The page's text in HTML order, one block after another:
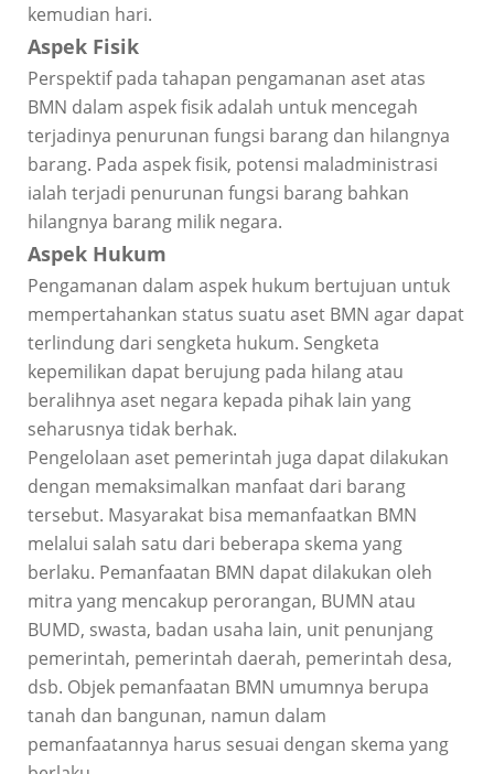
kemudian hari.
Aspek Fisik
Perspektif pada tahapan pengamanan aset atas
BMN dalam aspek fisik adalah untuk mencegah
terjadinya penurunan fungsi barang dan hilangnya
barang. Pada aspek fisik, potensi maladministrasi
ialah terjadi penurunan fungsi barang bahkan
hilangnya barang milik negara.
Aspek Hukum
Pengamanan dalam aspek hukum bertujuan untuk
mempertahankan status suatu aset BMN agar dapat
terlindung dari sengketa hukum. Sengketa
kepemilikan dapat berujung pada hilang atau
beralihnya aset negara kepada pihak lain yang
seharusnya tidak berhak.
Pengelolaan aset pemerintah juga dapat dilakukan
dengan memaksimalkan manfaat dari barang
tersebut. Masyarakat bisa memanfaatkan BMN
melalui salah satu dari beberapa skema yang
berlaku. Pemanfaatan BMN dapat dilakukan oleh
mitra yang mencakup perorangan, BUMN atau
BUMD, swasta, badan usaha lain, unit penunjang
pemerintah, pemerintah daerah, pemerintah desa,
dsb. Objek pemanfaatan BMN umumnya berupa
tanah dan bangunan, namun dalam
pemanfaatannya harus sesuai dengan skema yang